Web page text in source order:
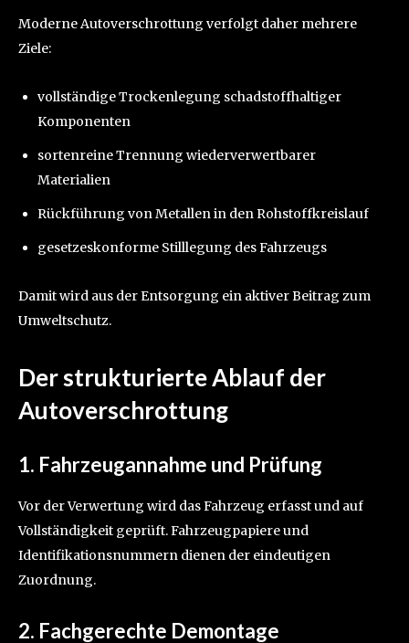
Moderne Autoverschrottung verfolgt daher mehrere
Ziele:
vollständige Trockenlegung schadstoffhaltiger
Komponenten
sortenreine Trennung wiederverwertbarer
Materialien
Rückführung von Metallen in den Rohstoffkreislauf
gesetzeskonforme Stilllegung des Fahrzeugs
Damit wird aus der Entsorgung ein aktiver Beitrag zum
Umweltschutz.
Der strukturierte Ablauf der
Autoverschrottung
1. Fahrzeugannahme und Prüfung
Vor der Verwertung wird das Fahrzeug erfasst und auf
Vollständigkeit geprüft. Fahrzeugpapiere und
Identifikationsnummern dienen der eindeutigen
Zuordnung.
2. Fachgerechte Demontage